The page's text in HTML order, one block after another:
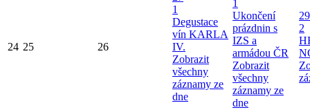
24 25 26
1
Degustace
vín KARLA
IV.
Zobrazit
všechny
záznamy ze
dne
1
Ukončení
prázdnin s
IZS a
armádou ČR
Zobrazit
všechny
záznamy ze
dne
29
2